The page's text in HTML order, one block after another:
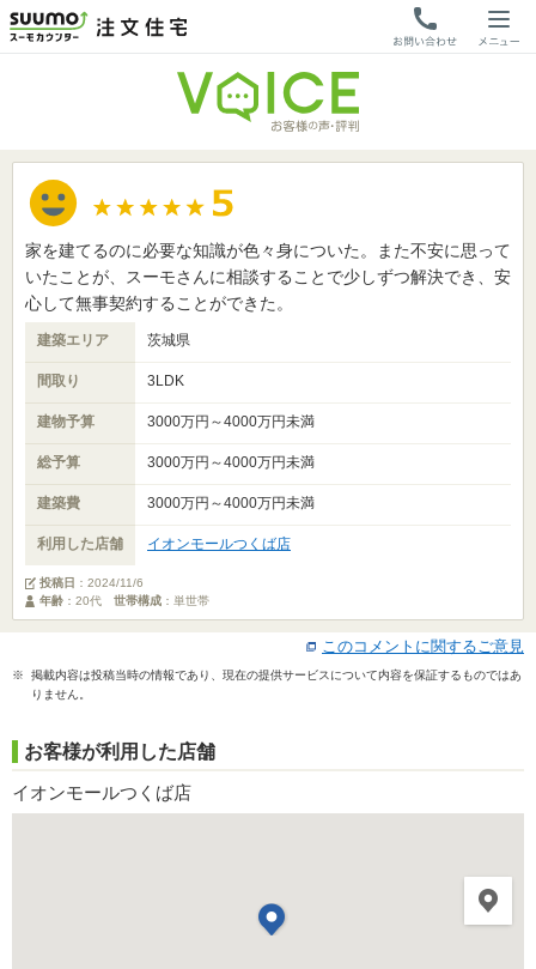
家を建てるのに必要な知識が色々身についた。また不安に思って
いたことが、スーモさんに相談することで少しずつ解決でき、安
心して無事契約することができた。
建築エリア 茨城県
間取り 3LDK
建物予算 3000万円～4000万円未満
総予算 3000万円～4000万円未満
建築費 3000万円～4000万円未満
利用した店舗 イオンモールつくば店
投稿日 ： 2024/11/6
年齢 ：20代 世帯構成 ：単世帯
このコメントに関するご意見
※ 掲載内容は投稿当時の情報であり、現在の提供サービスについて内容を保証するものではあ
りません。
お客様が利用した店舗
イオンモールつくば店